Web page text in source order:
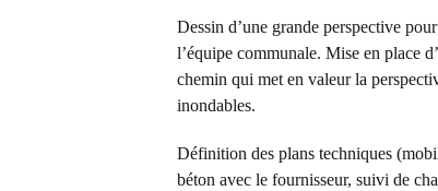
Dessin d’une grande perspective
l’équipe communale. Mise en place
chemin qui met en valeur la
inondables.
Définition des plans techniques
béton avec le fournisseur, suivi de